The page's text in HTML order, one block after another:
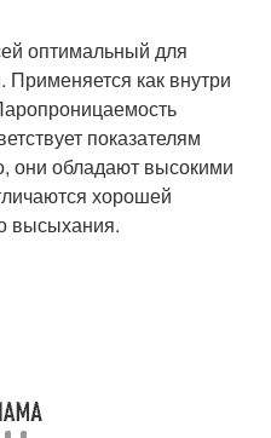
оптимальный для
Применяется как внутри
показателям
они обладают высокими
хорошей
высыхания.